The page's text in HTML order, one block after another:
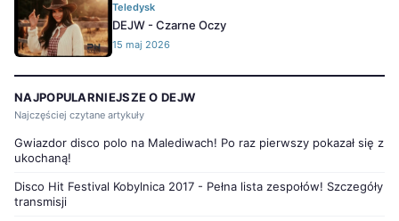
Teledysk
DEJW - Czarne Oczy
15 maj 2026
NAJPOPULARNIEJSZE O DEJW
Najczęściej czytane artykuły
Gwiazdor disco polo na Malediwach! Po raz pierwszy pokazał się z
ukochaną!
Disco Hit Festival Kobylnica 2017 - Pełna lista zespołów! Szczegóły
transmisji